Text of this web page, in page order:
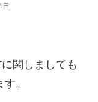
関しましても
。